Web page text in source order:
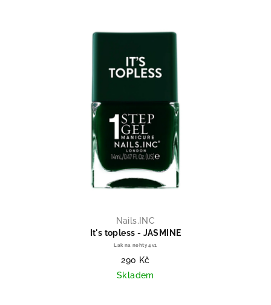
Nails.INC
It's topless - JASMINE
Lak na nehty 4v1
290 Kč
Skladem